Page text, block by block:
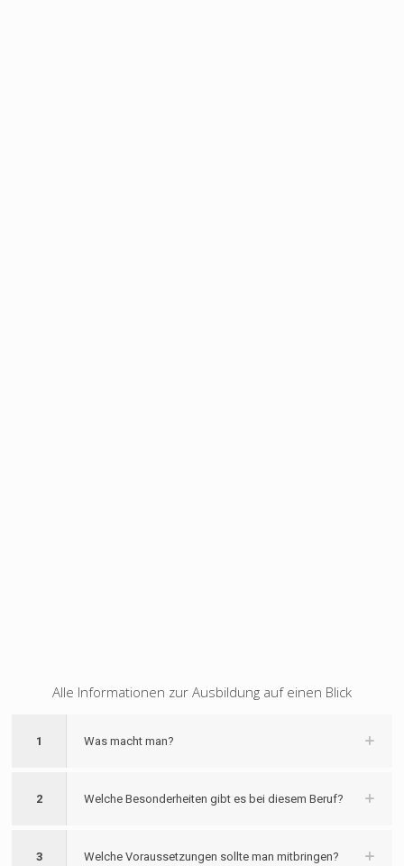
Alle Informationen zur Ausbildung auf einen Blick
1 Was macht man?
2 Welche Besonderheiten gibt es bei diesem Beruf?
3 Welche Voraussetzungen sollte man mitbringen?